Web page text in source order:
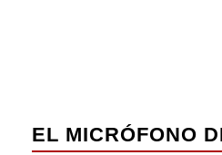
EL MICRÓFONO